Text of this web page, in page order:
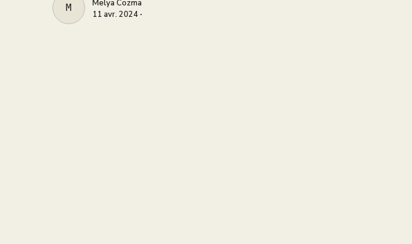
MELYA COZMA
Melya Cozma
11 avr. 2024 ∙